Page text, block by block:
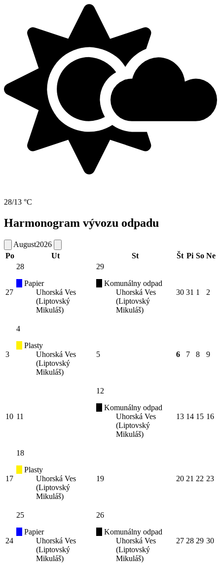
28/13 °C
Harmonogram vývozu odpadu
August2026
Po
Ut St Št Pi So Ne
27
28
Papier
Uhorská Ves
(Liptovský
Mikuláš)
29
Komunálny odpad
Uhorská Ves
(Liptovský
Mikuláš)
30 31 1 2
3
4
Plasty
Uhorská Ves
(Liptovský
Mikuláš)
5 6 7 8 9
10 11
12
Komunálny odpad
Uhorská Ves
(Liptovský
Mikuláš)
13 14 15 16
17
18
Plasty
Uhorská Ves
(Liptovský
Mikuláš)
19 20 21 22 23
24
25
Papier
Uhorská Ves
(Liptovský
Mikuláš)
26
Komunálny odpad
Uhorská Ves
(Liptovský
Mikuláš)
27 28 29 30